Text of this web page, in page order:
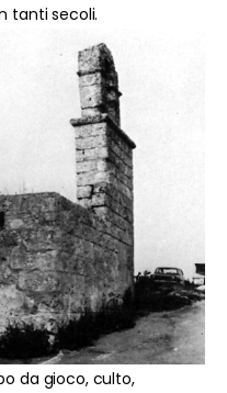
tanti secoli.
da gioco, culto,